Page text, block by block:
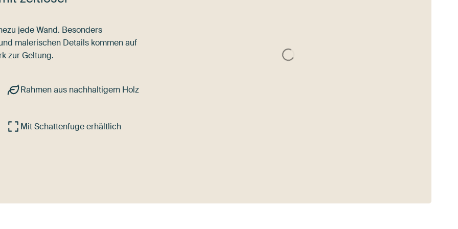
jede Wand. Besonders
malerischen Details kommen auf
zur Geltung.
Rahmen aus nachhaltigem Holz
Mit Schattenfuge erhältlich